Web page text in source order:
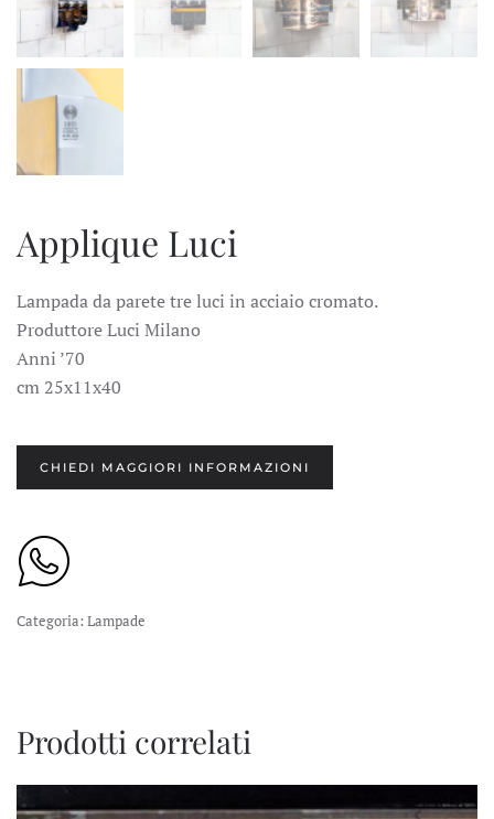
Applique Luci
Lampada da parete tre luci in acciaio cromato.
Produttore Luci Milano
Anni ’70
cm 25x11x40
CHIEDI MAGGIORI INFORMAZIONI
Categoria: Lampade
Prodotti correlati